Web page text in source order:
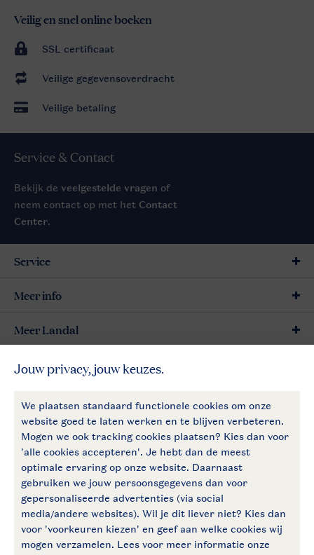
Veilig en snel online boeken
SSL certificaat
Veilige gegevensoverdracht
Veilige betaling
Service & Contact
Bekijk de veelgestelde vragen of
neem contact op met het Contact
Center.
Follow Us
facebookinstagram
Vakantietips & inspiratie?
Service
Meer info
Meer Landal
Betaalmogelijkheden